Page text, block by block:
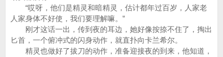
“哎呀，他们是精灵和暗精灵，估计都年过百岁，人家老
人家身体不好使，我们要理解嘛。”
刚才这话一出，传到夜的耳边，她好像按捺不住了，掏出
匕首，一个俯冲式的闪身动作，就直扑向卡兰希尔。
精灵也做好了拔刀的动作，准备迎接夜的到来，他知道，